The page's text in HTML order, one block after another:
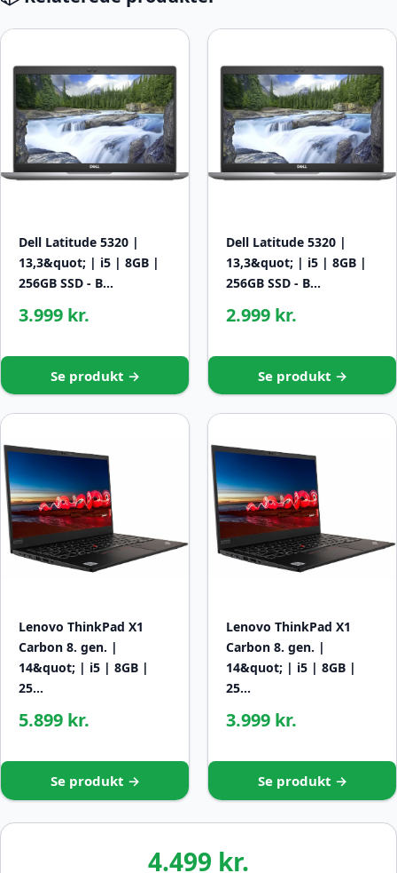
Dell Latitude 5320 |
13,3&quot; | i5 | 8GB |
256GB SSD - B…
3.999 kr.
Se produkt →
Dell Latitude 5320 |
13,3&quot; | i5 | 8GB |
256GB SSD - B…
2.999 kr.
Se produkt →
Lenovo ThinkPad X1
Carbon 8. gen. |
14&quot; | i5 | 8GB |
25…
5.899 kr.
Se produkt →
Lenovo ThinkPad X1
Carbon 8. gen. |
14&quot; | i5 | 8GB |
25…
3.999 kr.
Se produkt →
4.499 kr.